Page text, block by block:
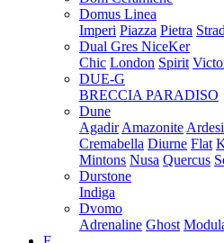
Domus Linea
Imperi Piazza Pietra
Dual Gres NiceKer
Chic London Spirit
DUE-G
BRECCIA PARADISO
Dune
Agadir Amazonite
Cremabella Diurne Flat
Mintons Nusa Quercus
Durstone
Indiga
Dvomo
Adrenaline Ghost